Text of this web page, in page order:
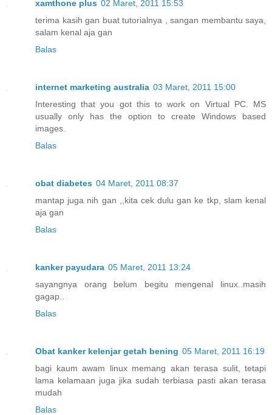
xamthone plus 02 Maret, 2011 15:53
terima kasih gan buat tutorialnya , sangan membantu saya,
salam kenal aja gan
Balas
internet marketing australia 03 Maret, 2011 15:00
Interesting that you got this to work on Virtual PC. MS
usually only has the option to create Windows based
images.
Balas
obat diabetes 04 Maret, 2011 08:37
mantap juga nih gan ,,kita cek dulu gan ke tkp, slam kenal
aja gan
Balas
kanker payudara 05 Maret, 2011 13:24
sayangnya orang belum begitu mengenal linux..masih
gagap..
Balas
Obat kanker kelenjar getah bening 05 Maret, 2011 16:19
bagi kaum awam linux memang akan terasa sulit, tetapi
lama kelamaan juga jika sudah terbiasa pasti akan terasa
mudah
Balas